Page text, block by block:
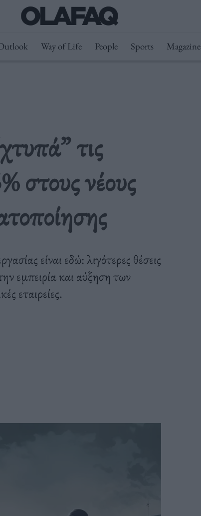
Way of Life People Sports Magazine
τις
στους νέους
είναι εδώ: λιγότερες θέσεις
εμπειρία και αύξηση των
εταιρείες.